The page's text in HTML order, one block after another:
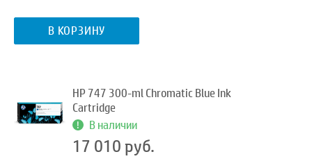
В КОРЗИНУ
HP 747 300-ml Chromatic Blue Ink
Cartridge
В наличии
17 010 руб.